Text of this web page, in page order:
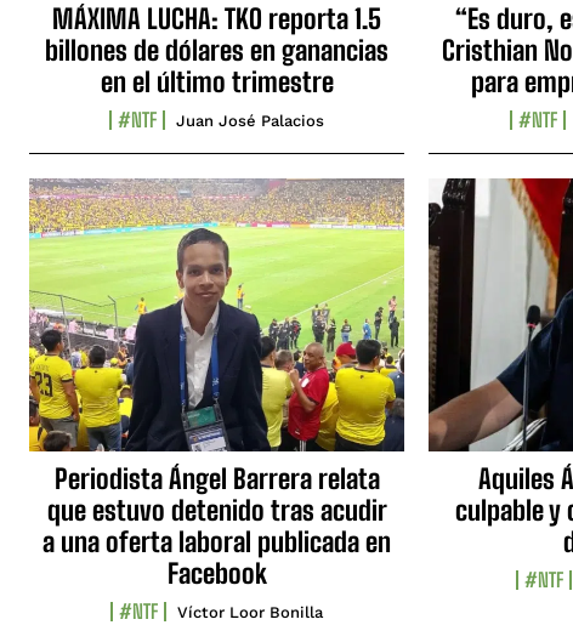
MÁXIMA LUCHA: TKO reporta 1.5
billones de dólares en ganancias
en el último trimestre
#NTF Juan José Palacios
“Es duro,
Cristhian
para
#NTF
Periodista Ángel Barrera relata
que estuvo detenido tras acudir
a una oferta laboral publicada en
Facebook
#NTF Víctor Loor Bonilla
Aquiles
culpable y
#NTF